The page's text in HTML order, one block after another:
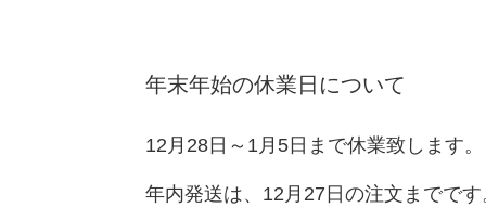
年末年始の休業日について
12月28日～1月5日まで休業致します。
年内発送は、12月27日の注文までです